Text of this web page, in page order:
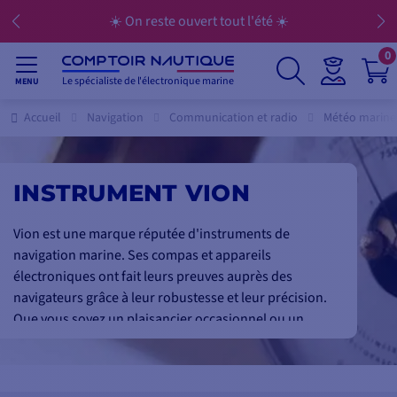
☀️ On reste ouvert tout l'été ☀️
MENU Le spécialiste de l'électronique marine
0
Accueil Navigation Communication et radio Météo marine
INSTRUMENT VION
Vion est une marque réputée d'instruments de
navigation marine. Ses compas et appareils
électroniques ont fait leurs preuves auprès des
navigateurs grâce à leur robustesse et leur précision.
Que vous soyez un plaisancier occasionnel ou un
capitaine aguerri, les produits Vion sauront vous
accompagner en mer en toute sérénité. Leur design